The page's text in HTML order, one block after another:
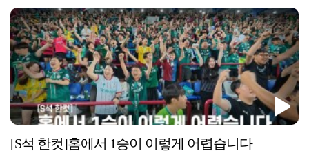
[S석 한컷]홈에서 1승이 이렇게 어렵습니다